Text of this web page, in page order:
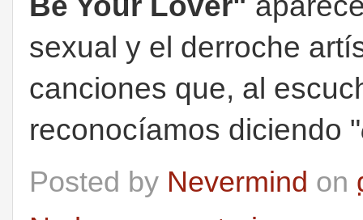
sexual y el derroche
canciones que, al
reconocíamos diciendo "
Posted by Nevermind on